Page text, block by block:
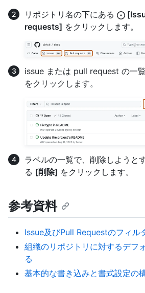
リポジトリ名の下にある
requests] をクリックします。
issue または pull request の一
をクリックします。
ラベルの一覧で、削除しようと
る [削除] をクリックします。
参考資料
Issue及びPull Requestのフィル
組織のリポジトリに対するデフ
る
基本的な書き込みと書式設定の